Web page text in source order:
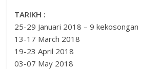
TARIKH :
25-29 Januari 2018 – 9 kekosongan
13-17 March 2018
19-23 April 2018
03-07 May 2018